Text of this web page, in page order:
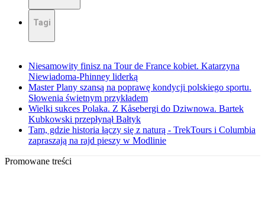
Tagi
Niesamowity finisz na Tour de France kobiet. Katarzyna
Niewiadoma-Phinney liderką
Master Plany szansą na poprawę kondycji polskiego sportu.
Słowenia świetnym przykładem
Wielki sukces Polaka. Z Kåsebergi do Dziwnowa. Bartek
Kubkowski przepłynął Bałtyk
Tam, gdzie historia łączy się z naturą - TrekTours i Columbia
zapraszają na rajd pieszy w Modlinie
Promowane treści